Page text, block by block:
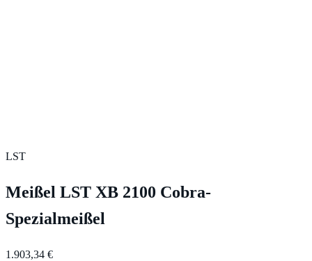
LST
Meißel LST XB 2100 Cobra-
Spezialmeißel
1.903,34 €